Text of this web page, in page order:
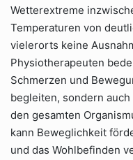
Wetterextreme
Temperaturen von
vielerorts keine
Physiotherapeuten
Schmerzen und
begleiten, sondern
den gesamten
kann Beweglichkeit
und das Wohlbefinden